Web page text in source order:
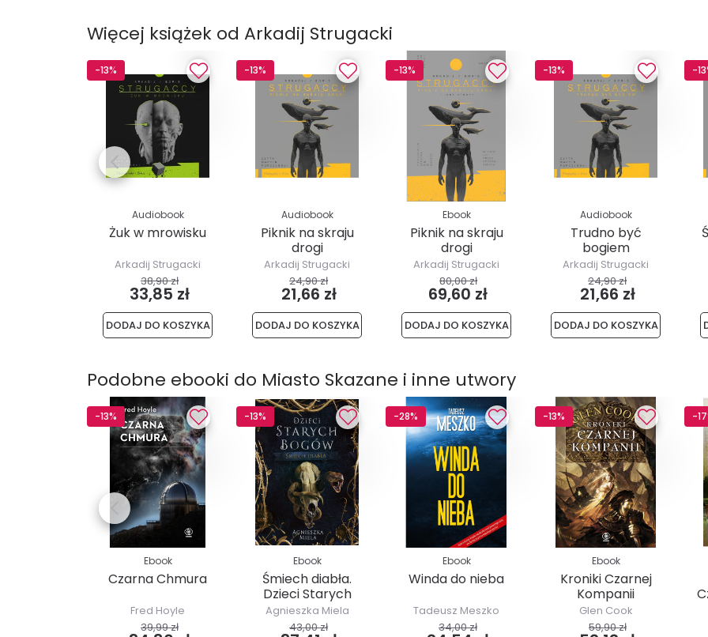
Więcej książek od Arkadij Strugacki
-13%
Audiobook
Żuk w mrowisku
Arkadij Strugacki
38,90 zł
33,85 zł
DODAJ DO KOSZYKA
-13%
Audiobook
Piknik na skraju
drogi
Arkadij Strugacki
24,90 zł
21,66 zł
DODAJ DO KOSZYKA
-13%
Ebook
Piknik na skraju
drogi
Arkadij Strugacki
80,00 zł
69,60 zł
DODAJ DO KOSZYKA
-13%
Audiobook
Trudno być
bogiem
Arkadij Strugacki
24,90 zł
21,66 zł
DODAJ DO KOSZYKA
-
Podobne ebooki do Miasto Skazane i inne utwory
-13%
Ebook
Czarna Chmura
Fred Hoyle
39,99 zł
-13%
Ebook
Śmiech diabła.
Dzieci Starych
Bogów.
Agnieszka Miela
43,00 zł
-28%
Ebook
Winda do nieba
Tadeusz Meszko
34,00 zł
-13%
Ebook
Kroniki Czarnej
Kompanii
Glen Cook
59,90 zł
-